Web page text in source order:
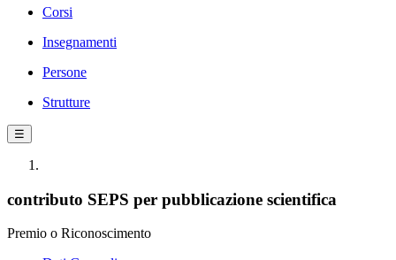
Corsi
Insegnamenti
Persone
Strutture
☰
contributo SEPS per pubblicazione scientifica
Premio o Riconoscimento